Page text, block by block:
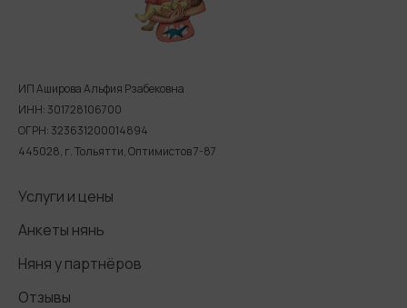
ИП Аширова Альфия Рзабековна
ИНН: 301728106700
ОГРН: 323631200014894
445028, г. Тольятти, Оптимистов 7-87
Услуги и цены
Анкеты нянь
Няня у партнёров
Отзывы